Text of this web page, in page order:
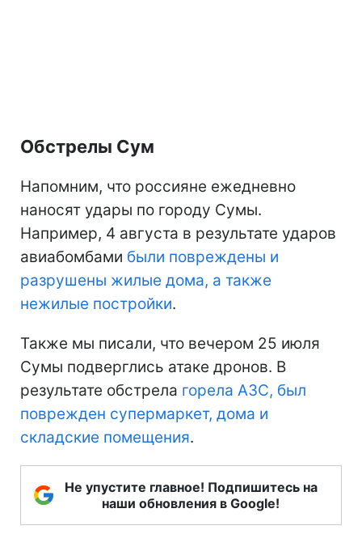
Обстрелы Сум
Напомним, что россияне ежедневно
наносят удары по городу Сумы.
Например, 4 августа в результате ударов
авиабомбами были повреждены и
разрушены жилые дома, а также
нежилые постройки.
Также мы писали, что вечером 25 июля
Сумы подверглись атаке дронов. В
результате обстрела горела АЗС, был
поврежден супермаркет, дома и
складские помещения.
Не упустите главное! Подпишитесь на
наши обновления в Google!